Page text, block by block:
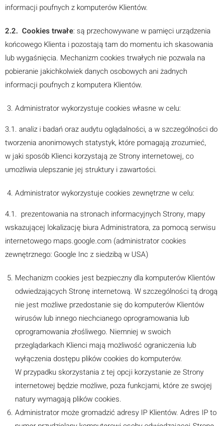
informacji poufnych z komputerów Klientów.
2.2. Cookies trwałe: są przechowywane w pamięci urządzenia
końcowego Klienta i pozostają tam do momentu ich skasowania
lub wygaśnięcia. Mechanizm cookies trwałych nie pozwala na
pobieranie jakichkolwiek danych osobowych ani żadnych
informacji poufnych z komputera Klientów.
Administrator wykorzystuje cookies własne w celu:
3.1. analiz i badań oraz audytu oglądalności, a w szczególności do
tworzenia anonimowych statystyk, które pomagają zrozumieć,
w jaki sposób Klienci korzystają ze Strony internetowej, co
umożliwia ulepszanie jej struktury i zawartości.
Administrator wykorzystuje cookies zewnętrzne w celu:
4.1. prezentowania na stronach informacyjnych Strony, mapy
wskazującej lokalizację biura Administratora, za pomocą serwisu
internetowego maps.google.com (administrator cookies
zewnętrznego: Google Inc z siedzibą w USA)
Mechanizm cookies jest bezpieczny dla komputerów Klientów
odwiedzających Stronę internetową. W szczególności tą drogą
nie jest możliwe przedostanie się do komputerów Klientów
wirusów lub innego niechcianego oprogramowania lub
oprogramowania złośliwego. Niemniej w swoich
przeglądarkach Klienci mają możliwość ograniczenia lub
wyłączenia dostępu plików cookies do komputerów.
W przypadku skorzystania z tej opcji korzystanie ze Strony
internetowej będzie możliwe, poza funkcjami, które ze swojej
natury wymagają plików cookies.
Administrator może gromadzić adresy IP Klientów. Adres IP to